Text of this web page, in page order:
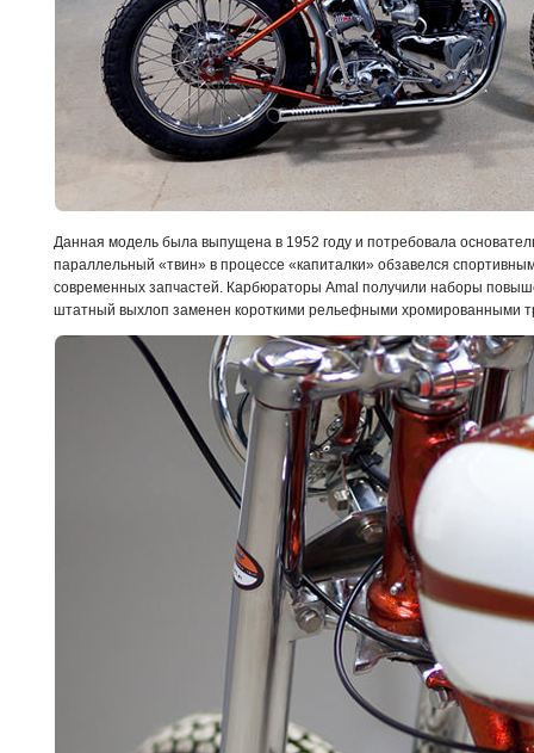
Данная модель была выпущена в 1952 году и потребовала
параллельный «твин» в процессе «капиталки» обзавелся
современных запчастей. Карбюраторы Amal получили наборы
штатный выхлоп заменен короткими рельефными хромированными